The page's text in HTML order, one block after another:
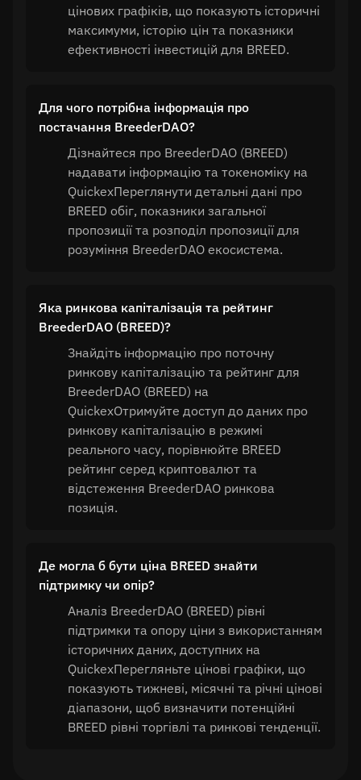
цінових графіків, що показують історичні
максимуми, історію цін та показники
ефективності інвестицій для BREED.
Для чого потрібна інформація про
постачання BreederDAO?
Дізнайтеся про BreederDAO (BREED)
надавати інформацію та токеноміку на
QuickexПереглянути детальні дані про
BREED обіг, показники загальної
пропозиції та розподіл пропозиції для
розуміння BreederDAO екосистема.
Яка ринкова капіталізація та рейтинг
BreederDAO (BREED)?
Знайдіть інформацію про поточну
ринкову капіталізацію та рейтинг для
BreederDAO (BREED) на
QuickexОтримуйте доступ до даних про
ринкову капіталізацію в режимі
реального часу, порівнюйте BREED
рейтинг серед криптовалют та
відстеження BreederDAO ринкова
позиція.
Де могла б бути ціна BREED знайти
підтримку чи опір?
Аналіз BreederDAO (BREED) рівні
підтримки та опору ціни з використанням
історичних даних, доступних на
QuickexПерегляньте цінові графіки, що
показують тижневі, місячні та річні цінові
діапазони, щоб визначити потенційні
BREED рівні торгівлі та ринкові тенденції.